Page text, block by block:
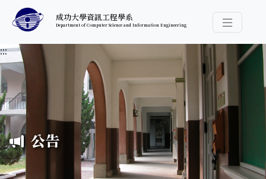
跳至中央內容區塊
成功大學資訊工程學系
Department of Computer Science and Information Engineering
導覽選
:::
公告